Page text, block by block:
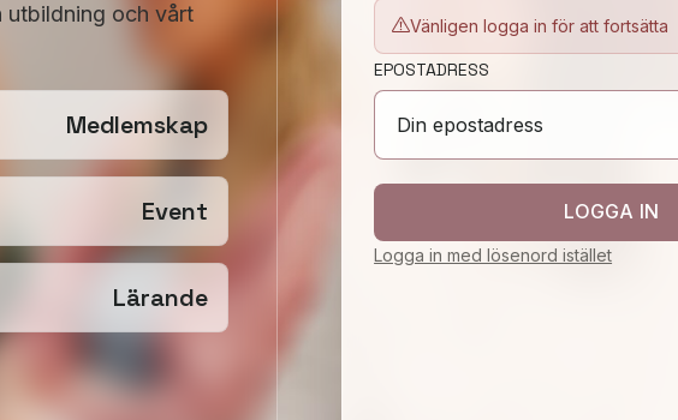
utbildning och vårt
Medlemskap
Event
Lärande
Vänligen logga in för att fortsätta
EPOSTADRESS
LOGGA IN
Logga in med lösenord istället